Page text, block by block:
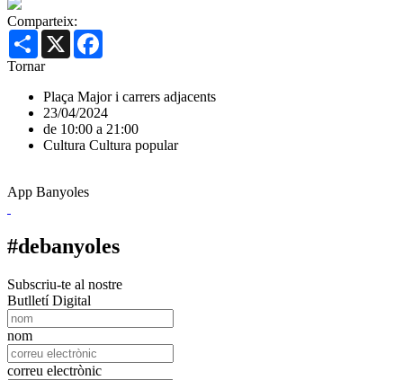
Comparteix:
Share X
Tornar
Plaça Major i carrers adjacents
23/04/2024
de 10:00 a 21:00
Cultura Cultura popular
App Banyoles
#debanyoles
Subscriu-te al nostre
Butlletí Digital
nom
correu electrònic